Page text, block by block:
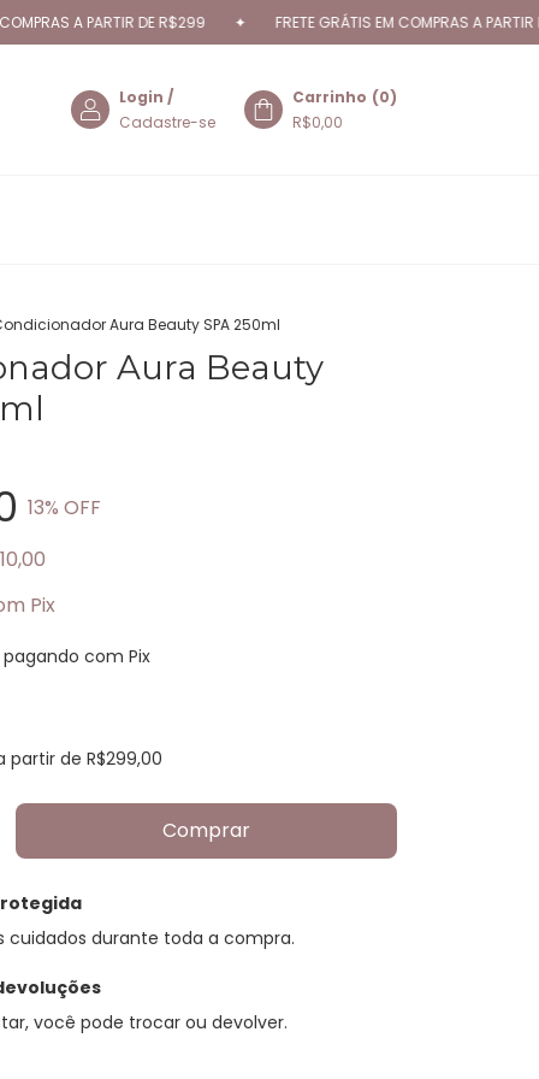
A PARTIR DE R$299 ✦ FRETE GRÁTIS EM COMPRAS A PARTIR DE
Login /
Cadastre-se
Carrinho (0)
R$0,00
Aura Beauty SPA 250ml
Aura Beauty
13% OFF
Pix
pagando com Pix
partir deR$299,00
cuidados durante toda a compra.
você pode trocar ou devolver.